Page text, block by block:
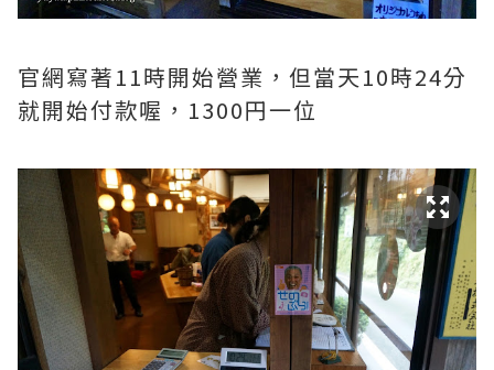
官網寫著11時開始營業，但當天10時24分
就開始付款喔，1300円一位